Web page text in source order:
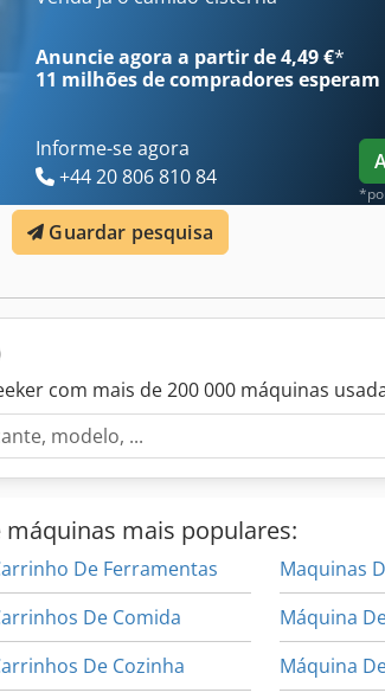
enrolador de mangueira, Tanque Vogt de 5000
SOBRE ACESSÓRIOS SEM GARANTIA,
Ths Afdsf
Anuncie agora a partir de 4,49 €*
11 milhões de compradoresesperam
Informe-se agora
+44 20 806 810 84
Guardar pesquisa
com mais de 200 000 máquinas
mais populares:
De Ferramentas
De Comida
De Cozinha
Maquinas
Máquina
Máquina